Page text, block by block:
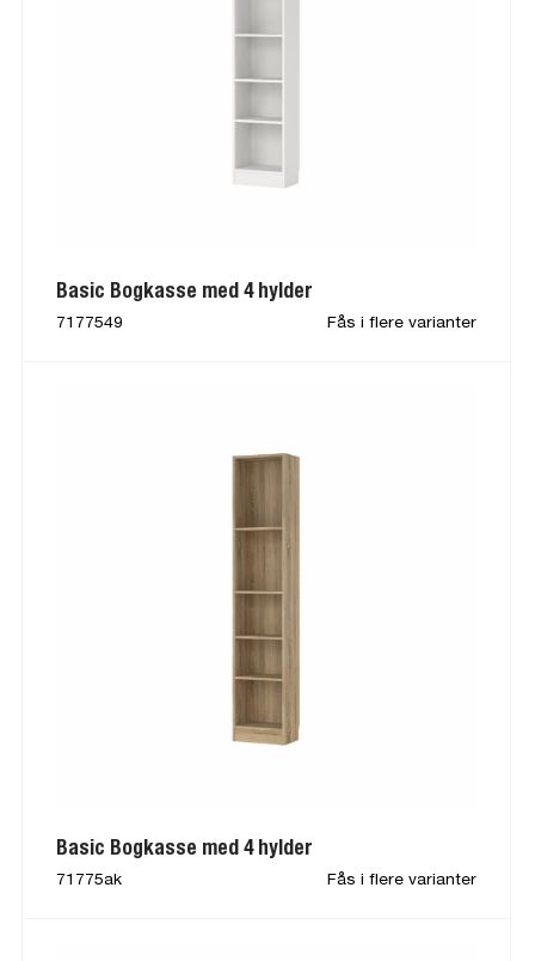
Basic Bogkasse med 4 hylder
7177549 Fås i flere varianter
Basic Bogkasse med 4 hylder
71775ak Fås i flere varianter